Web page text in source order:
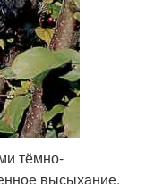
тёмно-
высыхание,